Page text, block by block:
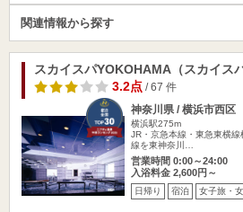
関連情報から探す
スカイスパYOKOHAMA（スカイス
3.2点 / 67 件
神奈川県 / 横浜市西区
横浜駅275m
JR・京急本線・東急東横
線を東神奈川…
営業時間 0:00～24:00
入浴料金 2,600円～
日帰り 宿泊 女子旅・